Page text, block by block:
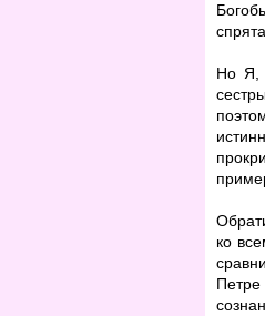
Но Я,
ко
Петре